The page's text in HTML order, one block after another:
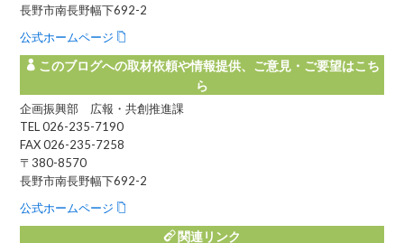
長野市南長野幅下692-2
公式ホームページ
このブログへの取材依頼や情報提供、ご意見・ご要望はこち
ら
企画振興部 広報・共創推進課
TEL 026-235-7190
FAX 026-235-7258
〒380-8570
長野市南長野幅下692-2
公式ホームページ
関連リンク